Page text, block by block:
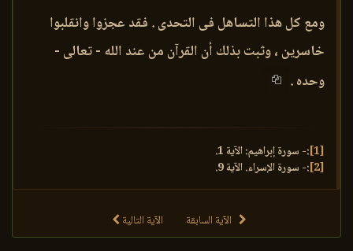
ومع كل هذا التساهل فى التحدى . فقد عجزوا وانقلبوا
خاسرين ، وثبت بذلك أن القرآن من عند الله - تعالى -
وحده .
[1] :- سورة إبراهيم: الآية 1.
[2] :- سورة الإسراء. الآية 9.
الآية السابقة الآية التالية